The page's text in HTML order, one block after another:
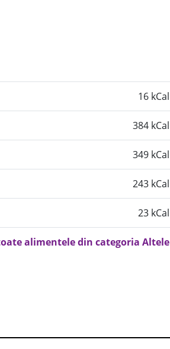
16 kCal
384 kCal
349 kCal
243 kCal
23 kCal
alimentele din categoria Altele